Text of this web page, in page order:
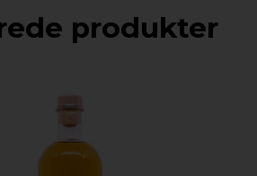
produkter